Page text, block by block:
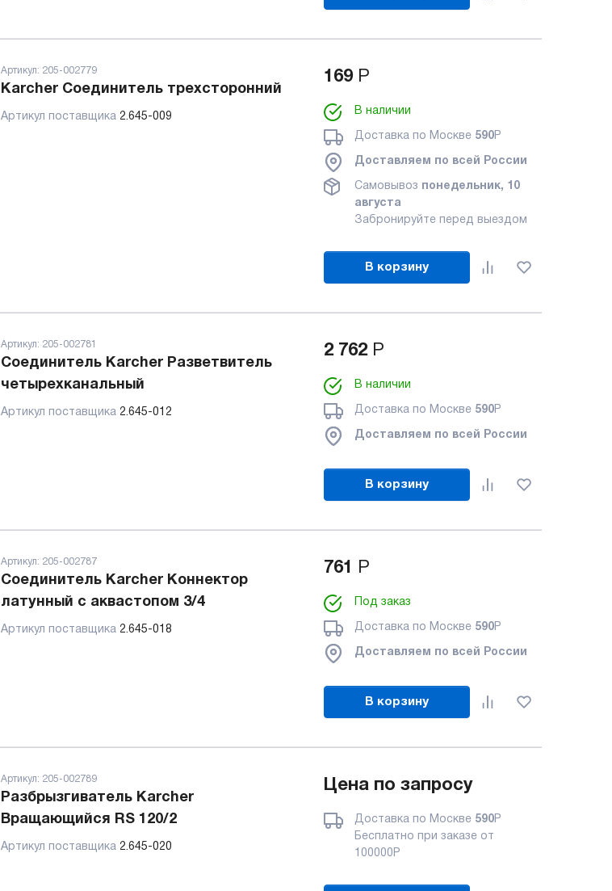
Артикул: 205-002779
Karcher Соединитель трехсторонний
Артикул поставщика 2.645-009
169 Р
В наличии
Доставка по Москве 590Р
Доставляем по всей России
Самовывоз понедельник, 10
августа
Забронируйте перед выездом
В корзину
Артикул: 205-002781
Соединитель Karcher Разветвитель
четырехканальный
Артикул поставщика 2.645-012
2 762 Р
В наличии
Доставка по Москве 590Р
Доставляем по всей России
В корзину
Артикул: 205-002787
Соединитель Karcher Коннектор
латунный с аквастопом 3/4
Артикул поставщика 2.645-018
761 Р
Под заказ
Доставка по Москве 590Р
Доставляем по всей России
В корзину
Артикул: 205-002789
Разбрызгиватель Karcher
Вращающийся RS 120/2
Артикул поставщика 2.645-020
Цена по запросу
Доставка по Москве 590Р
Бесплатно при заказе от
100000 Р